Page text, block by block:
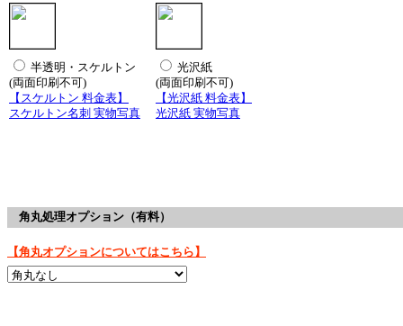
半透明・スケルトン
(両面印刷不可)
【スケルトン 料金表】
スケルトン名刺 実物写真
光沢紙
(両面印刷不可)
【光沢紙 料金表】
光沢紙 実物写真
角丸処理オプション（有料）
【角丸オプションについてはこちら】